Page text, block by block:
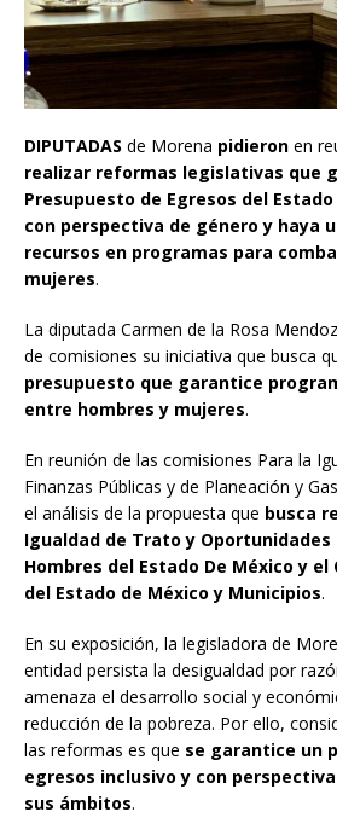
DIPUTADAS de Morena pidieron en
realizar reformas legislativas que
Presupuesto de Egresos del
con perspectiva de género y haya
recursos en programas para
mujeres.
La diputada Carmen de la Rosa
de comisiones su iniciativa que busca
presupuesto que garantice
entre hombres y mujeres.
En reunión de las comisiones Para la
Finanzas Públicas y de Planeación y
el análisis de la propuesta que busca
Igualdad de Trato y
Hombres del Estado De México y el
del Estado de México y Municipios.
En su exposición, la legisladora de
entidad persista la desigualdad por
amenaza el desarrollo social y
reducción de la pobreza. Por ello,
las reformas es que se garantice un
egresos inclusivo y con
sus ámbitos.